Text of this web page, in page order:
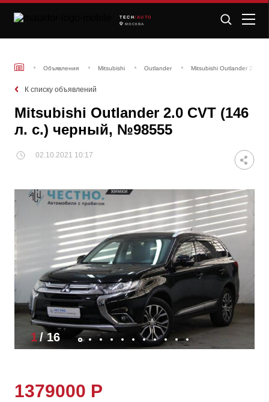
TECH /AUTO
МОСКВА
Объявления Mitsubishi Outlander Mitsubishi Outlander 2.0
К списку объявлений
Mitsubishi Outlander 2.0 CVT (146
л. с.) черный, №98555
02.10.2021 10:17
1/16
1379000 Р